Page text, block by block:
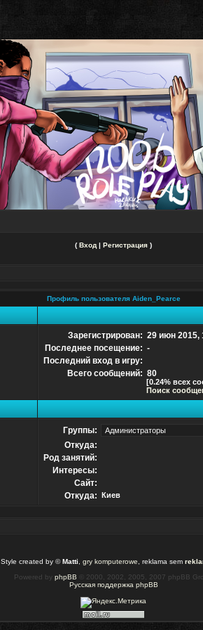
( Вход | Регистрация )
Профиль пользователя Aiden_Pearce
Зарегистрирован: 29 июн 2015,
Последнее посещение: -
Последний вход в игру:
Всего сообщений: 80
[0.24% всех
Поиск
Группы:
Откуда:
Род занятий:
Интересы:
Сайт:
Откуда: Киев
Style created by ©Matti gry komputerowe , reklama sem
Powered by phpBB © 2000, 2002, 2005, 2007 phpBB
Русская поддержка phpBB